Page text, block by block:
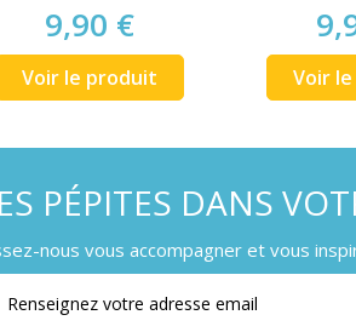
9,90 €
Voir le produit Voir
PÉPITES DANS
nous vous accompagner et vous